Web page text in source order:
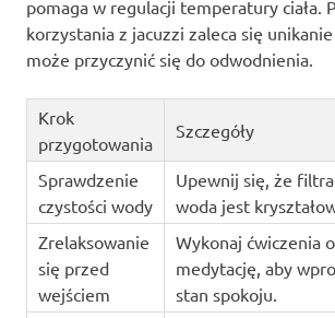
pomaga w regulacji temperatury ciała.
korzystania z jacuzzi zaleca się
może przyczynić się do odwodnienia.
Krok
przygotowania
Szczegóły
Sprawdzenie
czystości wody
Upewnij się, że
woda jest
Zrelaksowanie
się przed
wejściem
Wykonaj ćwiczenia
medytację, aby
stan spokoju.